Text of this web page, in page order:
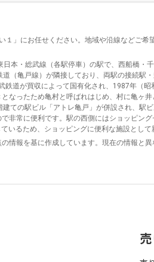
１」にお任せください。地域や沿線などご
日本・総武線（各駅停車）の駅で、西船橋
（亀戸線）が隣接しており、両駅の接続駅
道が買収によって国有化され、1987年（
なったため亀村と呼ばれはじめ、村に亀ヶ
ての駅ビル「アトレ亀戸」が併設され、
非常に便利です。駅の西側にはショッピン
いるため、ショッピングに便利な施設とし
情報を基に作成しています。現在の情報と